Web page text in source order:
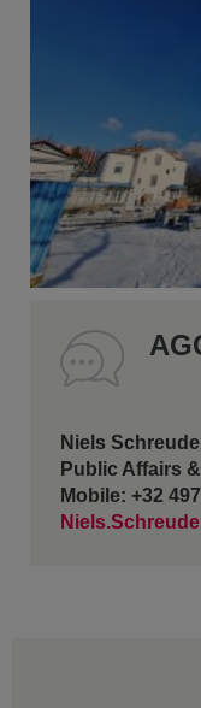
Niels
Public Affairs
Mobile: +32